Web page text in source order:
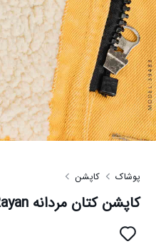
پوشاک کاپشن
کاپشن کتان مردانه Rayan مدل 39483